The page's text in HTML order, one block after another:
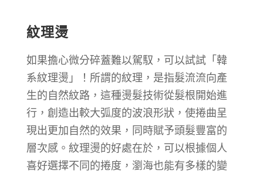
紋理燙
如果擔心微分碎蓋難以駕馭，可以試試「韓
系紋理燙」！所謂的紋理，是指髮流流向產
生的自然紋路，這種燙髮技術從髮根開始進
行，創造出較大弧度的波浪形狀，使捲曲呈
現出更加自然的效果，同時賦予頭髮豐富的
層次感。紋理燙的好處在於，可以根據個人
喜好選擇不同的捲度，瀏海也能有多樣的變